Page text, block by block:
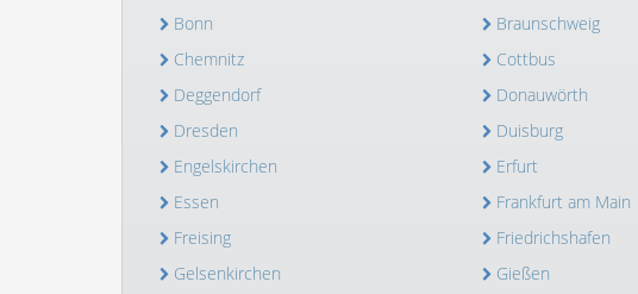
Bonn
Braunschweig
Chemnitz
Cottbus
Deggendorf
Donauwörth
Dresden
Duisburg
Engelskirchen
Erfurt
Essen
Frankfurt am Main
Freising
Friedrichshafen
Gelsenkirchen
Gießen